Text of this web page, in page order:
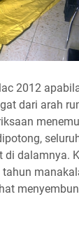
2012
dari arah
dalamnya.